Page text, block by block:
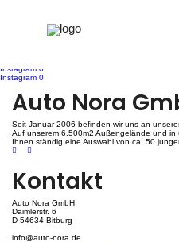
Navigation
de
l’article
Instagram 0
Instagram 0
Auto Nora
Seit Januar 2006 befinden wir uns an
Auf unserem 6.500m2 Außengelände und
Ihnen ständig eine Auswahl von ca. 50
Kontakt
Auto Nora GmbH
Daimlerstr. 6
D-54634 Bitburg
info@auto-nora.de